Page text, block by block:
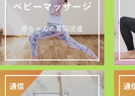
ベビーマッサージ
赤ちゃんの育脳促進